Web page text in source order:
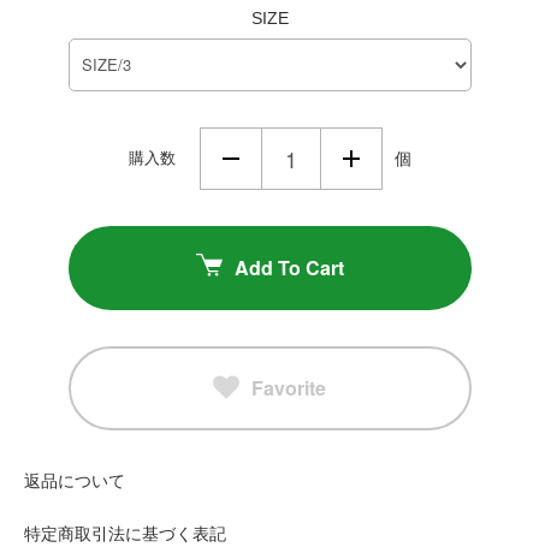
SIZE
購入数 個
Add To Cart
Favorite
返品について
特定商取引法に基づく表記